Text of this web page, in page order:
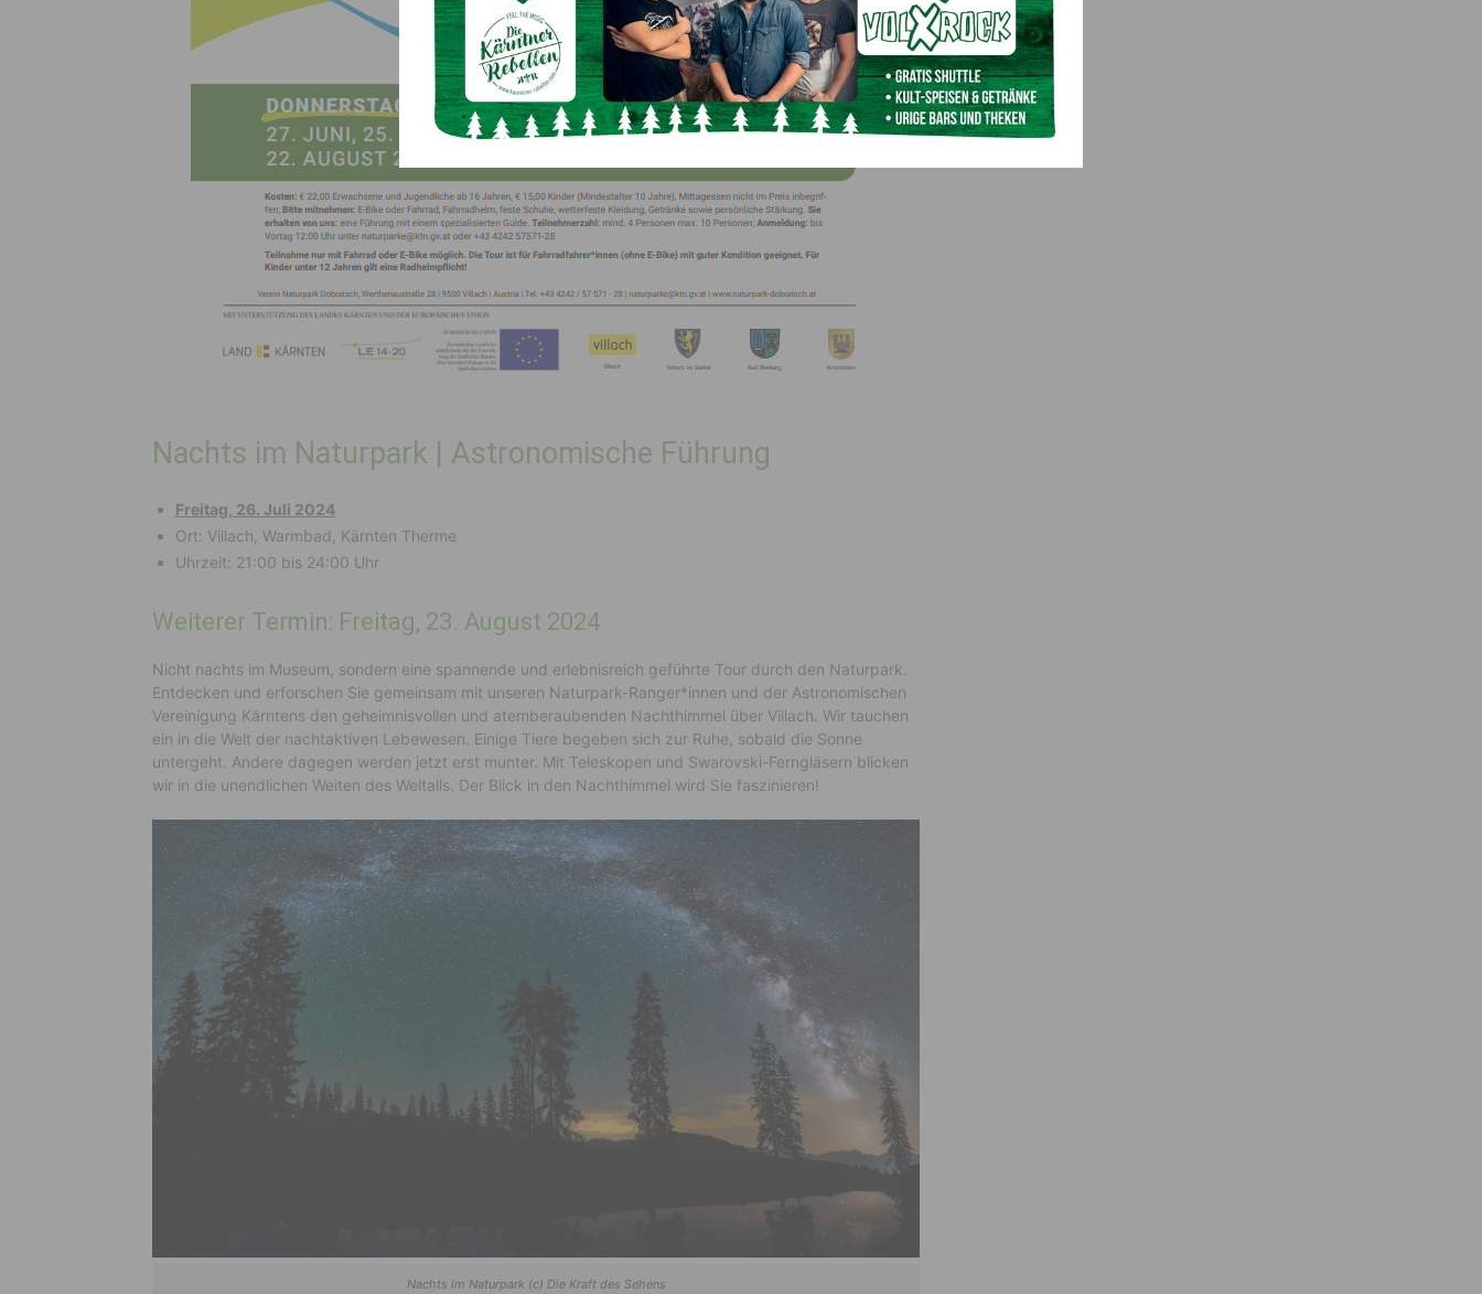
Nachts im Naturpark | Astronomische Führung
Freitag, 26. Juli 2024
Ort: Villach, Warmbad, Kärnten Therme
Uhrzeit: 21:00 bis 24:00 Uhr
Weiterer Termin: Freitag, 23. August 2024
Nicht nachts im Museum, sondern eine spannende und erlebnisreich geführte Tour durch den Naturpark.
Entdecken und erforschen Sie gemeinsam mit unseren Naturpark-Ranger*innen und der Astronomischen
Vereinigung Kärntens den geheimnisvollen und atemberaubenden Nachthimmel über Villach. Wir tauchen
ein in die Welt der nachtaktiven Lebewesen. Einige Tiere begeben sich zur Ruhe, sobald die Sonne
untergeht. Andere dagegen werden jetzt erst munter. Mit Teleskopen und Swarovski-Ferngläsern blicken
wir in die unendlichen Weiten des Weltalls. Der Blick in den Nachthimmel wird Sie faszinieren!
Nachts im Naturpark (c) Die Kraft des Sehens